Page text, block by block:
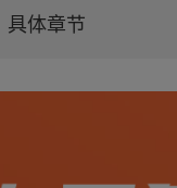
具体章节